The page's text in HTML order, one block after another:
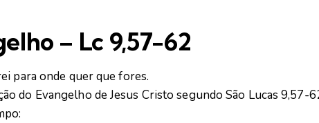
– Lc 9,57-62
para onde quer que fores.
do Evangelho de Jesus Cristo segundo São Lucas 9,57-